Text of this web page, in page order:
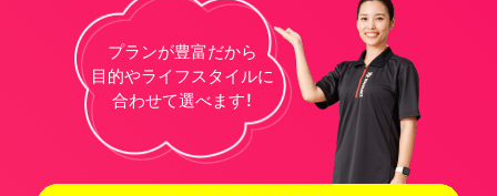
プランが豊富だから
目的やライフスタイルに
合わせて選べます！